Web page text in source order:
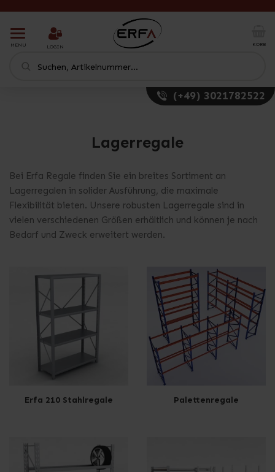
T
o
g
t
o
n
MENU LOGIN
(+49) 3021782522
KORB
Lagerregale
Bei Erfa Regale finden Sie ein breites Sortiment an
Lagerregalen in solider Ausführung, die maximale
Flexibilität bieten. Unsere robusten Lagerregale sind in
vielen verschiedenen Größen erhältlich und können je nach
Bedarf und Zweck erweitert werden.
Erfa 210 Stahlregale Palettenregale